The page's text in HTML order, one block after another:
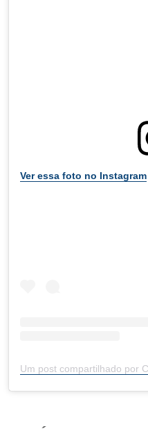
Ver essa foto no Instagram